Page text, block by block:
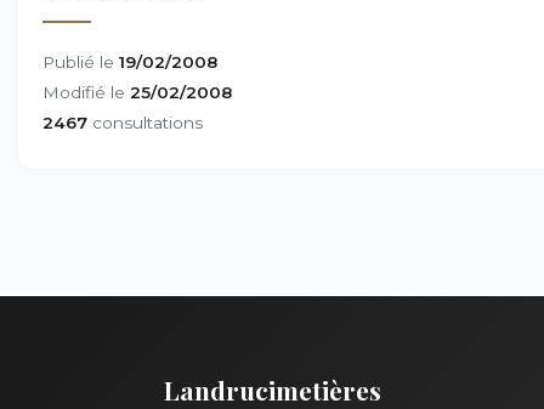
Publié le 19/02/2008
Modifié le 25/02/2008
2467 consultations
Landrucimetières